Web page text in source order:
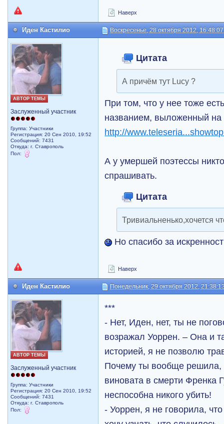
Наверх
Иден Кастилио Воскресенье, 28 октября 2012, 16:48:07
АВТОР ТЕМЫ
Заслуженный участник
Группа: Участники
Регистрация: 20 Сен 2010, 19:52
Сообщений: 7431
Откуда: г. Ставрополь
Пол:
Цитата
А причём тут Lucy ?
При том, что у нее тоже
названием, выложенный
http://
А у умершей поэтессы
спрашивать.
Цитата
Тривиальненько,хочется
Но спасибо за
Наверх
Иден Кастилио Понедельник, 29 октября 2012,
АВТОР ТЕМЫ
Заслуженный участник
Группа: Участники
Регистрация: 20 Сен 2010, 19:52
Сообщений: 7431
Откуда: г. Ставрополь
Пол:
***
- Нет, Иден, нет, ты не
возражал Уоррен. – Она и
историей, я не позволю
Почему ты вообще решила,
виновата в смерти Френка
неспособна никого убить!
- Уоррен, я не говорила,